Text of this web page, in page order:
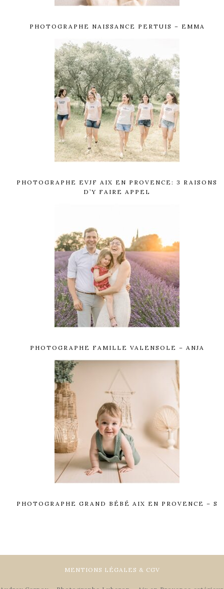
PHOTOGRAPHE NAISSANCE PERTUIS – EMMA
PHOTOGRAPHE EVJF AIX EN PROVENCE: 3 RAISONS
D’Y FAIRE APPEL
PHOTOGRAPHE FAMILLE VALENSOLE – ANJA
PHOTOGRAPHE GRAND BÉBÉ AIX EN PROVENCE – S
MENTIONS LÉGALES & CGV